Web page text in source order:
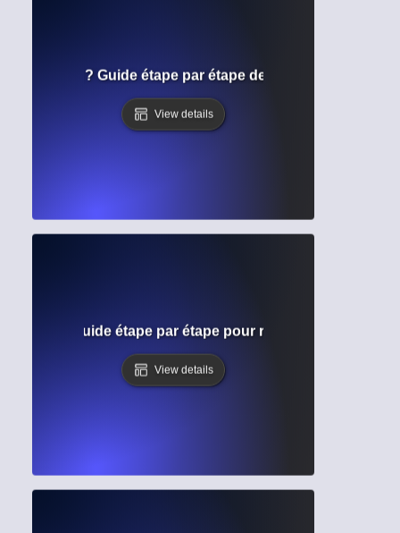
? Guide étape par étape des exigences pour
View details
galerie ? Guide étape par étape pour réviser votre
View details